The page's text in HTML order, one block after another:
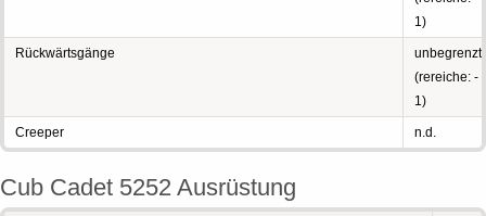
1)
Rückwärtsgänge
unbegrenzt
(rereiche: -
1)
Creeper n.d.
Cub Cadet 5252 Ausrüstung